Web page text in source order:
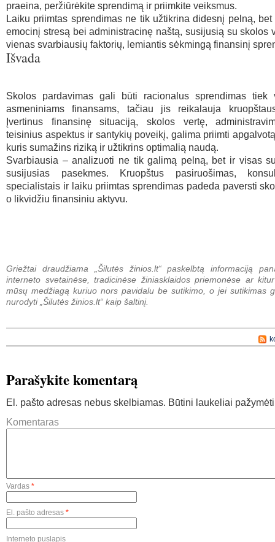
praeina, peržiūrėkite sprendimą ir priimkite veiksmus.
Laiku priimtas sprendimas ne tik užtikrina didesnį pelną,
emocinį stresą bei administracinę naštą, susijusią su skolos
vienas svarbiausių faktorių, lemiantis sėkmingą finansinį
Išvada
Skolos pardavimas gali būti racionalus sprendimas tiek
asmeniniams finansams, tačiau jis reikalauja
Įvertinus finansinę situaciją, skolos vertę,
teisinius aspektus ir santykių poveikį, galima priimti
kuris sumažins riziką ir užtikrins optimalią naudą.
Svarbiausia – analizuoti ne tik galimą pelną, bet ir visas
susijusias pasekmes. Kruopštus pasiruošimas,
specialistais ir laiku priimtas sprendimas padeda paversti
o likvidžiu finansiniu aktyvu.
Griežtai draudžiama „Šilutės žinios.lt“ paskelbtą informaciją
interneto svetainėse, tradicinėse žiniasklaidos priemonėse ar
mūsų medžiagą kuriuo nors pavidalu be sutikimo, o jei sutikimas
nurodyti „Šilutės žinios.lt“ kaip šaltinį.
Parašykite komentarą
El. pašto adresas nebus skelbiamas. Būtini laukeliai
Komentaras
Vardas *
El. pašto adresas *
Interneto puslapis